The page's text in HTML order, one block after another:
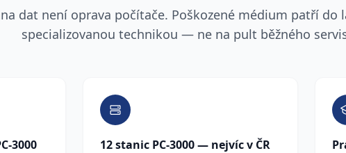
dat není oprava počítače. Poškozené médium patří do
specializovanou technikou — ne na pult běžného
3000 12 stanic PC-3000 — nejvíc v ČR